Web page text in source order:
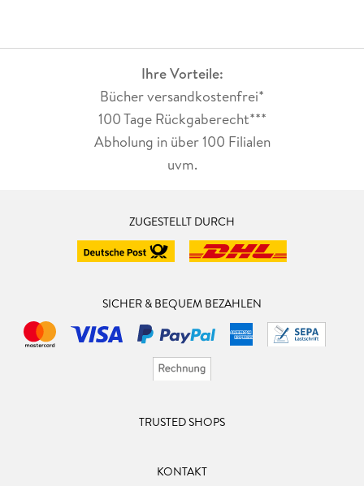
Ihre Vorteile:
Bücher versandkostenfrei*
100 Tage Rückgaberecht***
Abholung in über 100 Filialen
uvm.
ZUGESTELLT DURCH
SICHER & BEQUEM BEZAHLEN
TRUSTED SHOPS
KONTAKT